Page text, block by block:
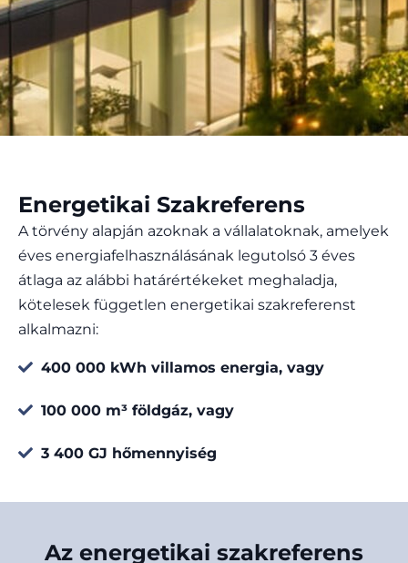
Energetikai Szakreferens
A törvény alapján azoknak a vállalatoknak, amelyek
éves energiafelhasználásának legutolsó 3 éves
átlaga az alábbi határértékeket meghaladja,
kötelesek független energetikai szakreferenst
alkalmazni:
400 000 kWh villamos energia, vagy
100 000 m³ földgáz, vagy
3 400 GJ hőmennyiség
Az energetikai szakreferens